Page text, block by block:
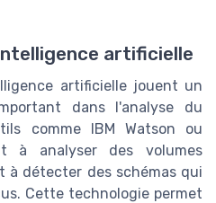
artificielle
artificielle jouent un
dans l'analyse du
comme IBM Watson ou
à analyser des volumes
à détecter des schémas qui
Cette technologie permet